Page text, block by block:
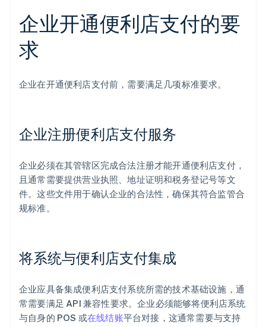
企业开通便利店支付的要
求
企业在开通便利店支付前，需要满足几项标准要求。
企业注册便利店支付服务
企业必须在其管辖区完成合法注册才能开通便利店支付，
且通常需要提供营业执照、地址证明和税务登记号等文
件。这些文件用于确认企业的合法性，确保其符合监管合
规标准。
将系统与便利店支付集成
企业应具备集成便利店支付系统所需的技术基础设施，通
常需要满足 API 兼容性要求。企业必须能够将便利店系统
与自身的 POS 或在线结账平台对接，这通常需要与支持